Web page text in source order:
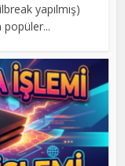
yapılmış)
popüler...